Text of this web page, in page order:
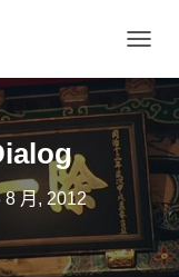
O
G
G
E
I
G
8 月, 2012